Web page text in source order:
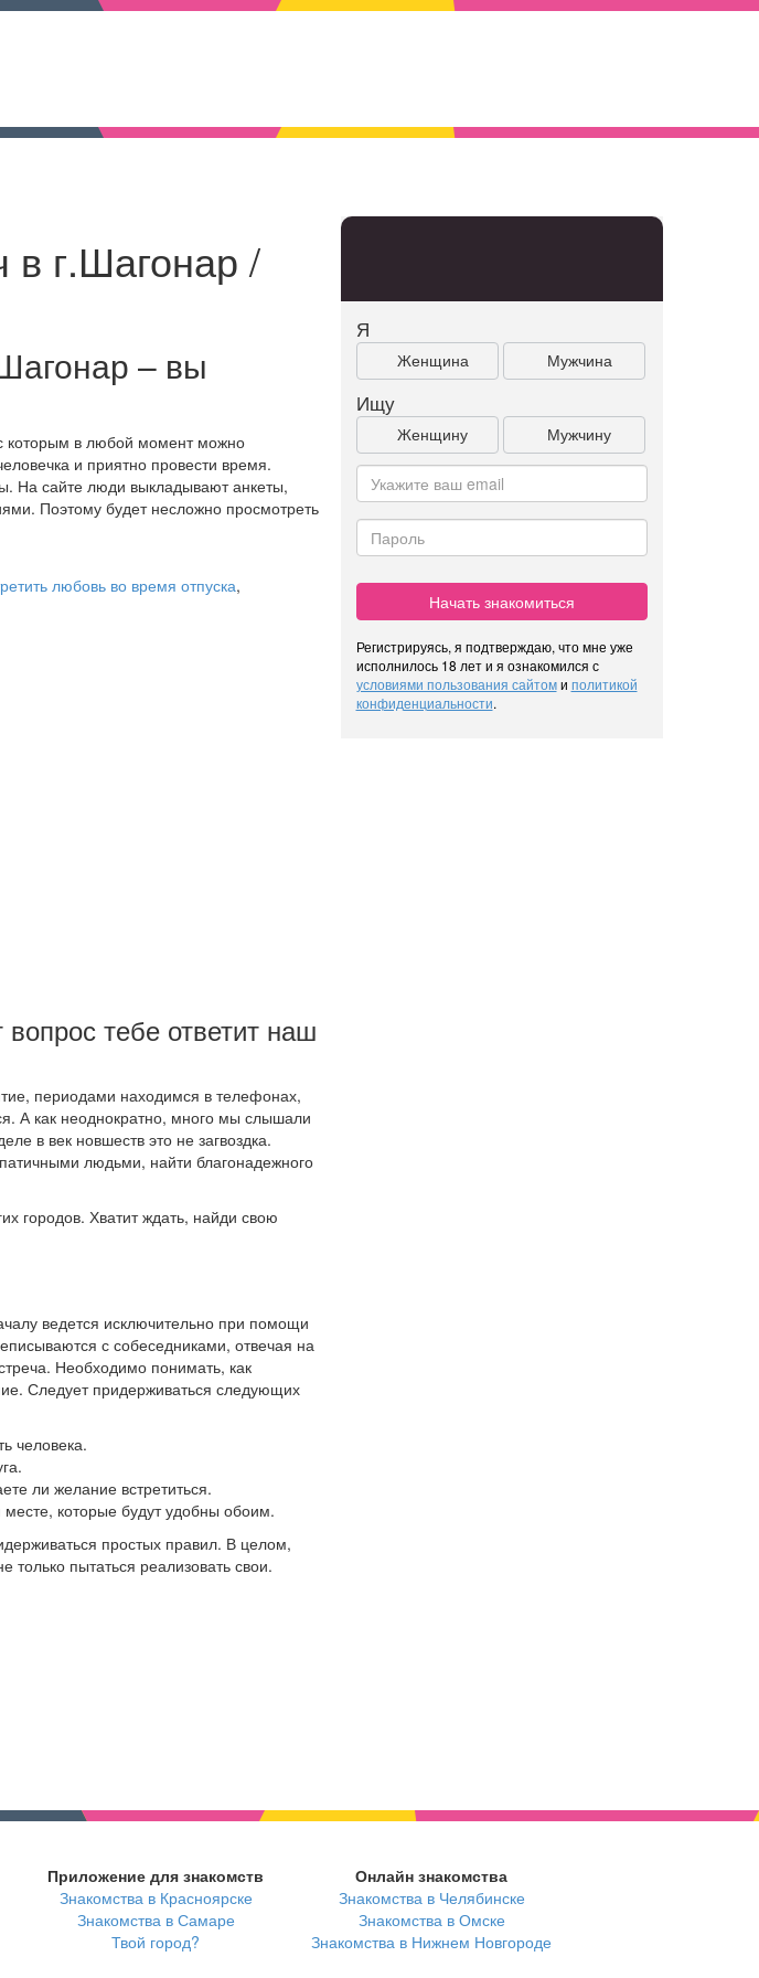
в г.Шагонар /
– вы
которым в любой момент можно
и приятно провести время.
На сайте люди выкладывают анкеты,
Поэтому будет несложно просмотреть
любовь во время отпуска,
тебе ответит наш
периодами находимся в телефонах,
А как неоднократно, много мы слышали
в век новшеств это не загвоздка.
людьми, найти благонадежного
городов. Хватит ждать, найди свою
ведется исключительно при помощи
с собеседниками, отвечая на
Необходимо понимать, как
Следует придерживаться следующих
человека.
ли желание встретиться.
которые будут удобны обоим.
простых правил. В целом,
пытаться реализовать свои.
Я
Женщина Мужчина
Ищу
Женщину Мужчину
Начать знакомиться
Регистрируясь, я подтверждаю, что мне уже
исполнилось 18 лет и я ознакомился с
условиями пользования сайтоми политикой
конфиденциальности.
Приложение для знакомств
Знакомства в Красноярске
Знакомства в Самаре
Твой город?
Онлайн знакомства
Знакомства в Челябинске
Знакомства в Омске
Знакомства в Нижнем Новгороде